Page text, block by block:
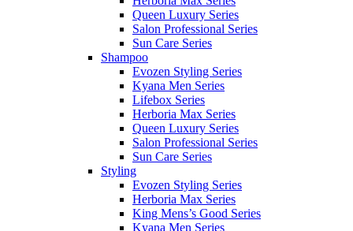
Queen Luxury Series
Salon Professional Series
Sun Care Series
Shampoo
Evozen Styling Series
Kyana Men Series
Lifebox Series
Herboria Max Series
Queen Luxury Series
Salon Professional Series
Sun Care Series
Styling
Evozen Styling Series
Herboria Max Series
King Mens’s Good Series
Kyana Men Series